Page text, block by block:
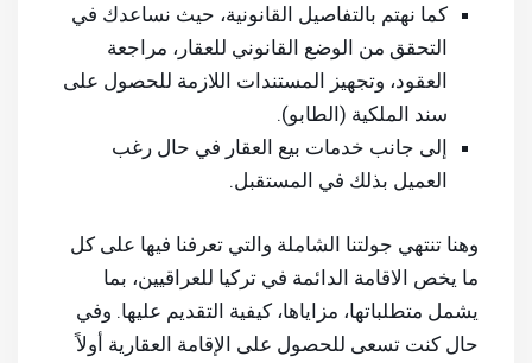
كما نهتم بالتفاصيل القانونية، حيث نساعدك في
التحقق من الوضع القانوني للعقار، مراجعة
العقود، وتجهيز المستندات اللازمة للحصول على
سند الملكية (الطابو).
إلى جانب خدمات بيع العقار في حال رغب
العميل بذلك في المستقبل.
وهنا تنتهي جولتنا الشاملة والتي تعرفنا فيها على كل
ما يخص الاقامة الدائمة في تركيا للعراقيين، بما
يشمل متطلباتها، مزاياها، كيفية التقديم عليها. وفي
حال كنت تسعى للحصول على الإقامة العقارية أولاً